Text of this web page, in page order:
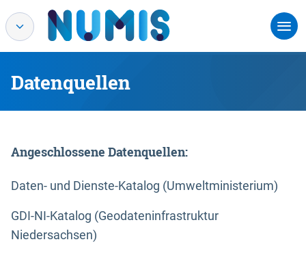
Datenquellen
Angeschlossene Datenquellen:
Daten- und Dienste-Katalog (Umweltministerium)
GDI-NI-Katalog (Geodateninfrastruktur
Niedersachsen)